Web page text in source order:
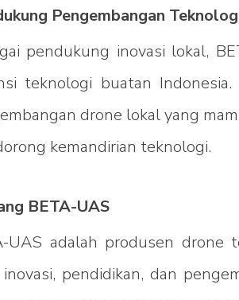
Pengembangan
pendukung inovasi lokal,
teknologi buatan
drone lokal yang
kemandirian teknologi.
BETA-UAS
UAS adalah produsen drone
inovasi, pendidikan, dan